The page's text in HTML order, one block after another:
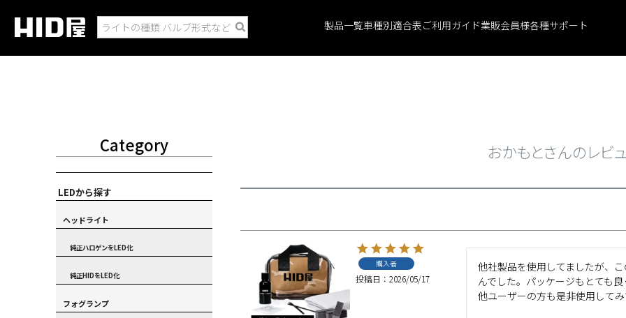
製品一覧車種別適合表ご利用ガイド業販会員様各種サポート
Category
LEDから探す
ヘッドライト
純正ハロゲンをLED化
純正HIDをLED化
フォグランプ
おかもとさんのレビ
購入者
投稿日 2026/05/17
他社製品を使用してましたが、
んでした。パッケージもとても
他ユーザーの方も是非使用してみ